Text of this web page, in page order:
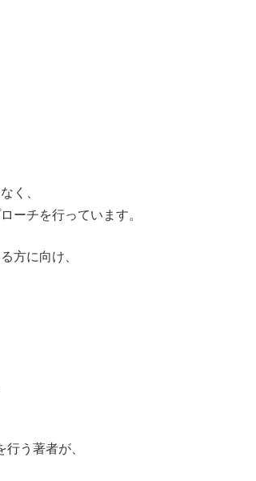
く、
ーチを行っています。
方に向け、
う著者が、